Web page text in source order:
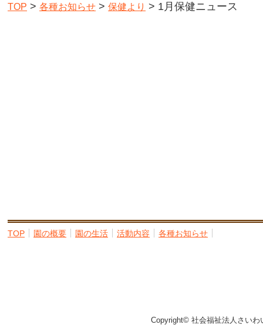
TOP > 各種お知らせ > 保健より > 1月保健ニュース
TOP 園の概要 園の生活 活動内容 各種お知らせ
Copyright© 社会福祉法人さい